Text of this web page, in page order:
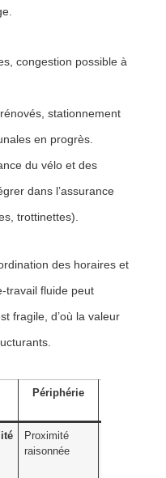
congestion possible à
stationnement
en progrès.
du vélo et des
dans l’assurance
trottinettes).
des horaires et
travail fluide peut
fragile, d’où la valeur
Périphérie
Proximité
raisonnée